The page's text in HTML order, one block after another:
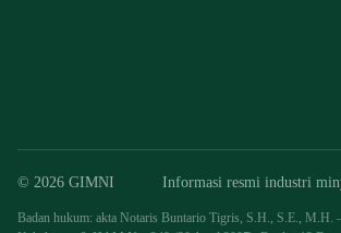
© 2026 GIMNI Informasi resmi industri
Badan hukum: akta Notaris Buntario Tigris, S.H., S.E., M.H.